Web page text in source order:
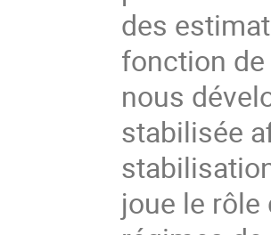
des
fonction
nous
stabilisée
joue le